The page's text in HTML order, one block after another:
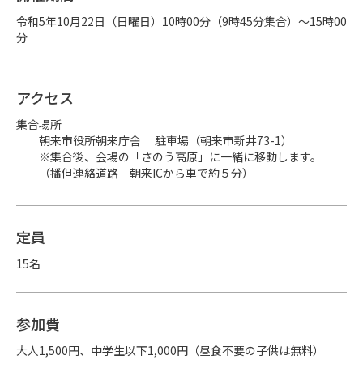
令和5年10月22日（日曜日）10時00分（9時45分集合）～15時00
分
アクセス
集合場所
朝来市役所朝来庁舎 　駐車場（朝来市新井73-1）
※集合後、会場の「さのう高原」に一緒に移動します。
（播但連絡道路　朝来ICから車で約５分）
定員
15名
参加費
大人1,500円、中学生以下1,000円（昼食不要の子供は無料）